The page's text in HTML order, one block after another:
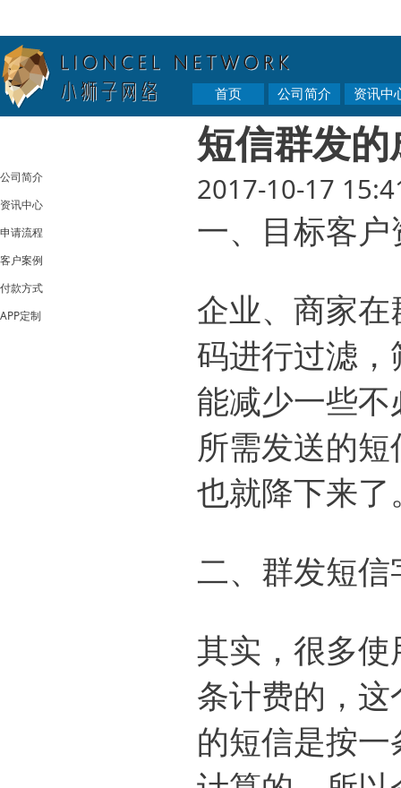
首页 公司简介 资讯中
公司简介
资讯中心
申请流程
客户案例
付款方式
APP定制
短信群发
2017-10-17
一、目标客
企业、商家
码进行过滤
能减少一些
所需发送的
也就降下来了
二、群发短信
其实，很多
条计费的，
的短信是按